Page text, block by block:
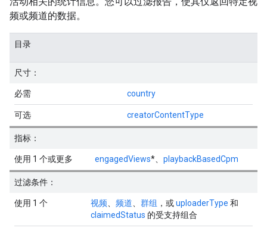
频或频道的数据。
目录
尺寸：
必需 country
可选 creatorContentType
指标：
使用 1 个或更多 engagedViews*、 playbackBasedCpm
过滤条件：
使用 1 个 视频 频道 群组 ，或uploaderType 和
claimedStatus 的受支持组合